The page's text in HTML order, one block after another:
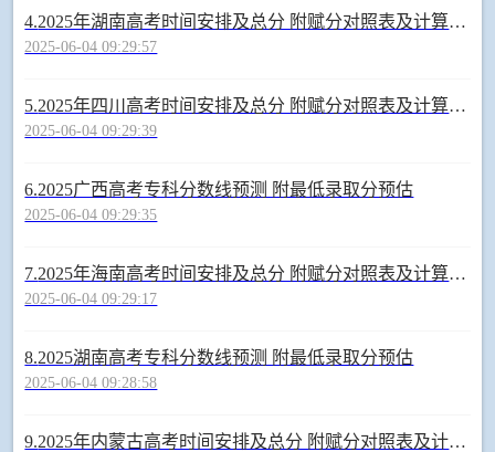
4.2025年湖南高考时间安排及总分 附赋分对照表及计算方法
2025-06-04 09:29:57
5.2025年四川高考时间安排及总分 附赋分对照表及计算方法
2025-06-04 09:29:39
6.2025广西高考专科分数线预测 附最低录取分预估
2025-06-04 09:29:35
7.2025年海南高考时间安排及总分 附赋分对照表及计算方法
2025-06-04 09:29:17
8.2025湖南高考专科分数线预测 附最低录取分预估
2025-06-04 09:28:58
9.2025年内蒙古高考时间安排及总分 附赋分对照表及计算方法